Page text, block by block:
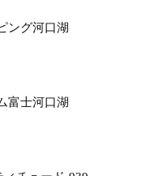
ング河口湖
富士河口湖